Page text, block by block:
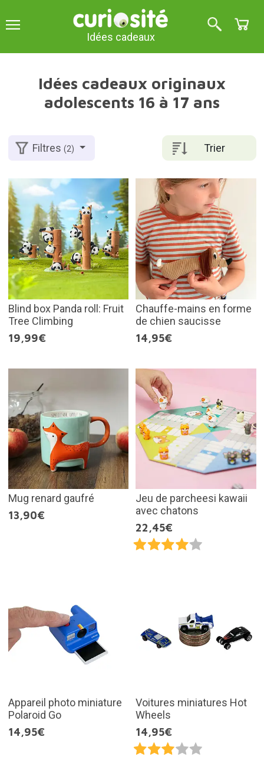
Idées cadeaux
Idées cadeaux originaux
adolescents 16 à 17 ans
Trier
Filtres(2)
Blind box Panda roll: Fruit
Tree Climbing
19,99€
Chauffe-mains en forme
de chien saucisse
14,95€
Mug renard gaufré
13,90€
Jeu de parcheesi kawaii
avec chatons
22,45€
Appareil photo miniature
Polaroid Go
14,95€
Voitures miniatures Hot
Wheels
14,95€